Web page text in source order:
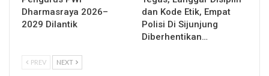
Dharmasraya 2026–
2029 Dilantik
dan Kode Etik, Empat
Polisi Di Sijunjung
Diberhentikan…
PREV NEXT